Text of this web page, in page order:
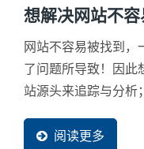
想解决网站不
网站不容易被找到，
了问题所导致！因此
站源头来追踪与分析
底，如果这些基本功
阅读更多